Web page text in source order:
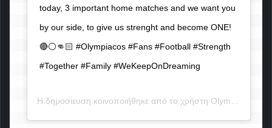
today, 3 important home matches and we want you
by our side, to give us strenght and become ONE!
🔴⚪👊🏻 #Olympiacos #Fans #Football #Strength
#Together #Family #WeKeepOnDreaming
Η δημοσίευση κοινοποιήθηκε από το χρήστη Olympiacos FC